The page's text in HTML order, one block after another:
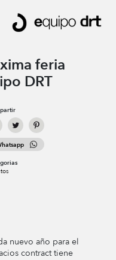
feria
DRT
nuevo año para el
contract tiene